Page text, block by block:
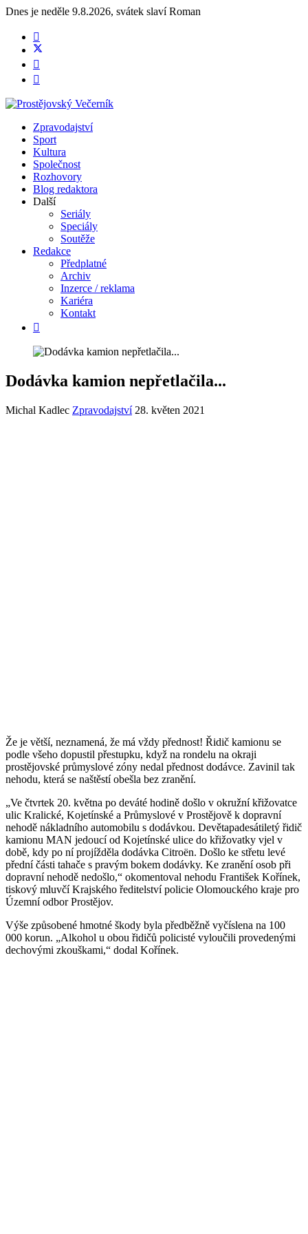
Dnes je neděle 9.8.2026, svátek slavíRoman
Zpravodajství
Sport
Kultura
Společnost
Rozhovory
Blog redaktora
Další
Seriály
Speciály
Soutěže
Redakce
Předplatné
Archiv
Inzerce / reklama
Kariéra
Kontakt
Dodávka kamion nepřetlačila...
Michal Kadlec Zpravodajství 28. květen 2021
Že je větší, neznamená, že má vždy přednost! Řidič kamionu se
podle všeho dopustil přestupku, když na rondelu na okraji
prostějovské průmyslové zóny nedal přednost dodávce. Zavinil tak
nehodu, která se naštěstí obešla bez zranění.
„Ve čtvrtek 20. května po deváté hodině došlo v okružní křižovatce
ulic Kralické, Kojetínské a Průmyslové v Prostějově k dopravní
nehodě nákladního automobilu s dodávkou. Devětapadesátiletý řidič
kamionu MAN jedoucí od Kojetínské ulice do křižovatky vjel v
době, kdy po ní projížděla dodávka Citroën. Došlo ke střetu levé
přední části tahače s pravým bokem dodávky. Ke zranění osob při
dopravní nehodě nedošlo,“ okomentoval nehodu František Kořínek,
tiskový mluvčí Krajského ředitelství policie Olomouckého kraje pro
Územní odbor Prostějov.
Výše způsobené hmotné škody byla předběžně vyčíslena na 100
000 korun. „Alkohol u obou řidičů policisté vyloučili provedenými
dechovými zkouškami,“ dodal Kořínek.